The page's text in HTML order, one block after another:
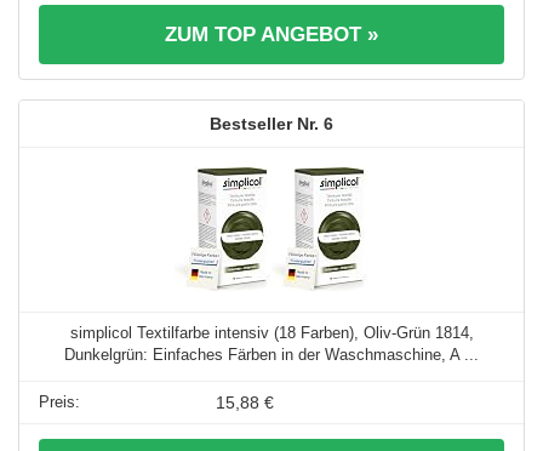
ZUM TOP ANGEBOT »
6
simplicol Textilfarbe intensiv (18 Farben), Oliv-Grün 1814,
Dunkelgrün: Einfaches Färben in der Waschmaschine, A ...
15,88 €